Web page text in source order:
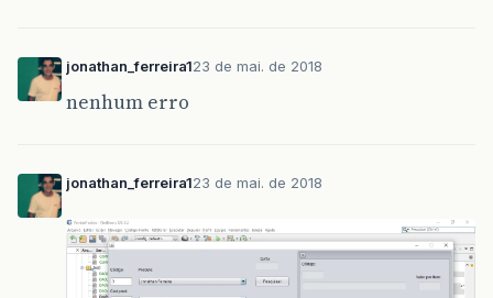
jonathan_ferreira123 de mai. de 2018
nenhum erro
jonathan_ferreira123 de mai. de 2018